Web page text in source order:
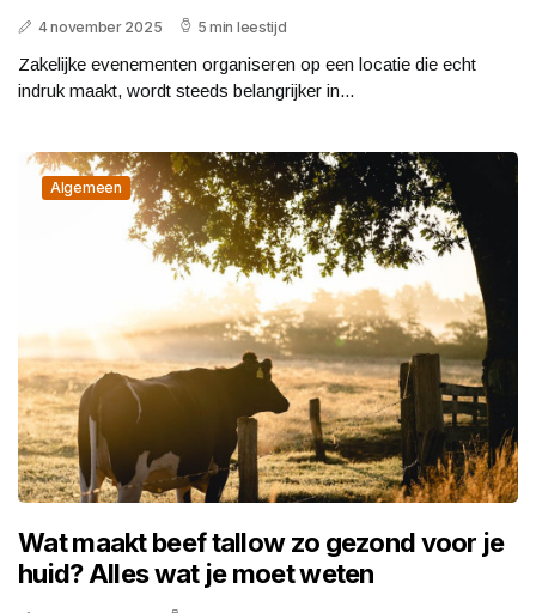
4 november 2025 5 min leestijd
Zakelijke evenementen organiseren op een locatie die echt
indruk maakt, wordt steeds belangrijker in...
Algemeen
Wat maakt beef tallow zo gezond voor je
huid? Alles wat je moet weten